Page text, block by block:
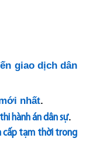
giao dịch dân
nhất.
hành án dân sự.
cấp tạm thời trong